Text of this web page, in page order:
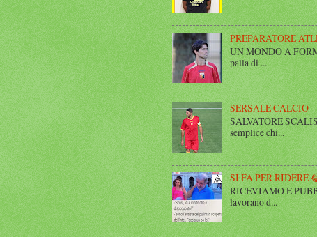
PREPARATORE
UN MONDO A
palla di ...
SERSALE CALCIO
SALVATORE
semplice chi...
SI FA PER RIDERE
RICEVIAMO E
lavorano d...